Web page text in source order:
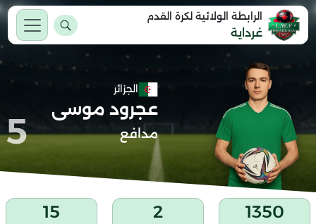
الرابطة الولائية لكرة القدم
غرداية
الجزائر
عجرود موسى
مدافع 5
1350
2
15